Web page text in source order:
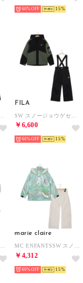
60% 15
FILA
￥6,600
60% 15
MC ENFANTSSA スノーミトン （PPL）
marie claire
MC ENFANTSSW スノージョウゲセット （MNT）
￥4,312
60% 15